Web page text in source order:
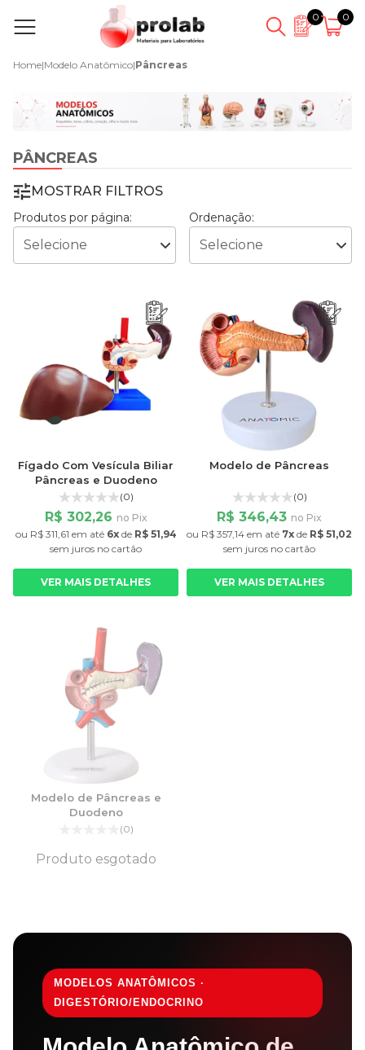
0 0
Home|Modelo Anatômico|Pâncreas
PÂNCREAS
MOSTRAR FILTROS
Produtos por página: Ordenação:
Fígado Com Vesícula Biliar
Pâncreas e Duodeno
(0)
R$ 302,26 no Pix
ou R$ 311,61 em até 6xde R$ 51,94
sem juros no cartão
VER MAIS DETALHES
Modelo de Pâncreas
(0)
R$ 346,43 no Pix
ou R$ 357,14 em até 7x de R$ 51,02
sem juros no cartão
VER MAIS DETALHES
Modelo de Pâncreas e
Duodeno
(0)
Produto esgotado
MODELOS ANATÔMICOS ·
DIGESTÓRIO/ENDOCRINO